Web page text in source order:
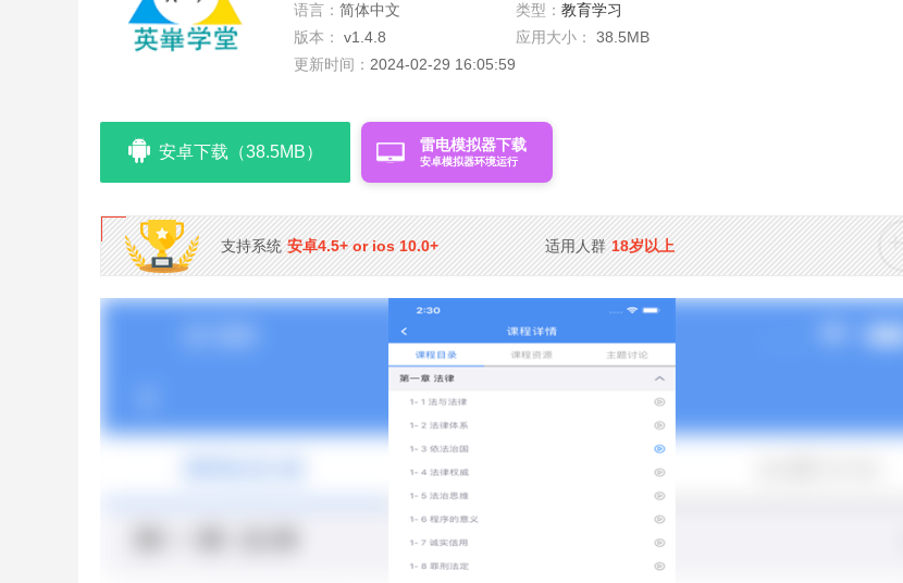
语言： 简体中文 类型： 教育学习
版本：
v1.4.8 应用大小：
38.5MB
更新时间： 2024-02-29 16:05:59
安卓下载（38.5MB） 雷电模拟器下载
安卓模拟器环境运行
支持系统 安卓4.5+ or ios 10.0+ 适用人群 18岁以上